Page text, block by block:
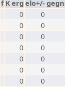
f Kerg elo+/-
0
0
0
0
0
0
0
0
0
0
0
0
0
0